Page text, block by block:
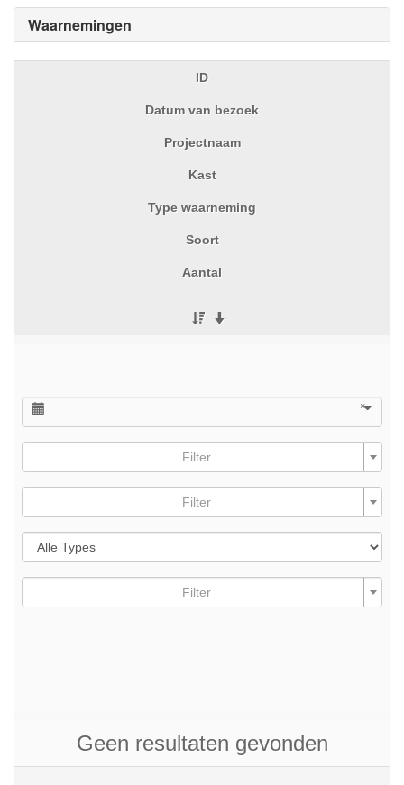
Waarnemingen
ID
Datum van bezoek
Projectnaam
Kast
Type waarneming
Soort
Aantal
×
Filter
Filter
Filter
Geen resultaten gevonden